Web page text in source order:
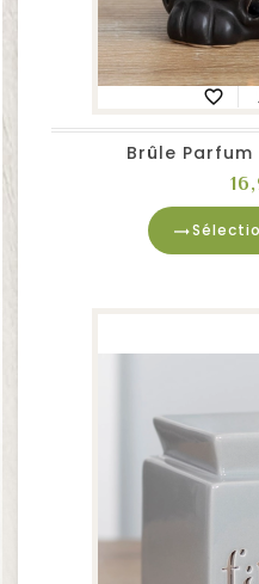
favorite_border
Brûle
trending_flat